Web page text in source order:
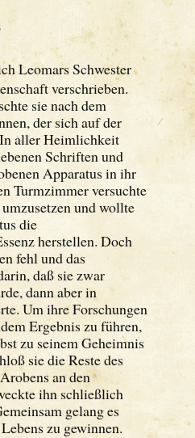
Leomars Schwester
verschrieben.
sie nach dem
der sich auf der
aller Heimlichkeit
Schriften und
Apparatus in ihr
Turmzimmer versuchte
und wollte
die
herstellen. Doch
fehl und das
daß sie zwar
dann aber in
Um ihre Forschungen
Ergebnis zu führen,
zu seinem Geheimnis
sie die Reste des
an den
ihn schließlich
gelang es
zu gewinnen.